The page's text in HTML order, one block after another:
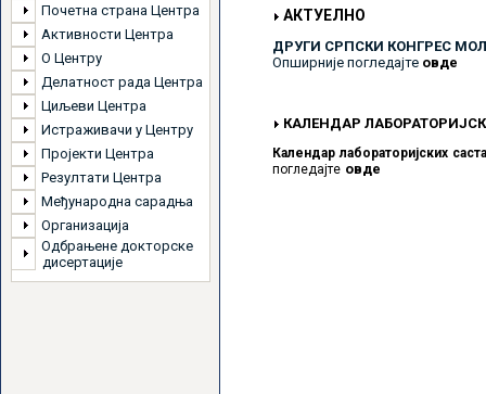
Почетна страна Центра
Активности Центра
О Центру
Делатност рада Центра
Циљеви Центра
Истраживачи у Центру
Пројекти Центра
Резултати Центра
Међународна сарадња
Организација
Одбрањене докторске
дисертације
АКТУЕЛНО
ДРУГИ СРПСКИ КОНГРЕС
Опширније погледајте овде
КАЛЕНДАР
Календар лабораторијских
погледајте овде